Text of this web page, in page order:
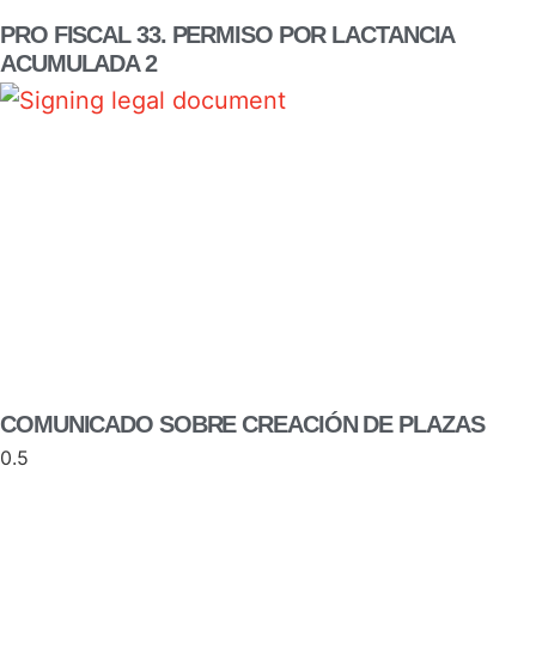
PRO FISCAL 33. PERMISO POR LACTANCIA
ACUMULADA 2
COMUNICADO SOBRE CREACIÓN DE PLAZAS